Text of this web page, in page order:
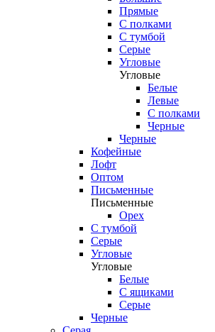
Прямые
С полками
С тумбой
Серые
Угловые
Угловые
Белые
Левые
С полками
Черные
Черные
Кофейные
Лофт
Оптом
Письменные
Письменные
Орех
С тумбой
Серые
Угловые
Угловые
Белые
С ящиками
Серые
Черные